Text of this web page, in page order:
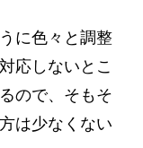
に色々と調整
応しないとこ
ので、そもそ
は少なくない